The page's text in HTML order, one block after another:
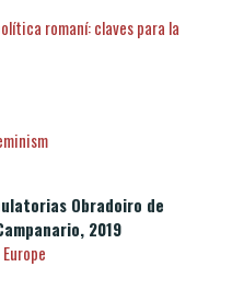
romaní: claves para la
Obradoiro de
2019